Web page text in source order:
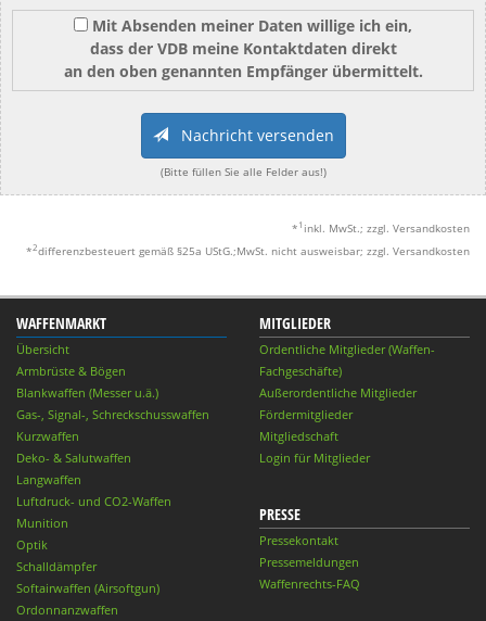
Mit Absenden meiner Daten willige ich ein,
dass der VDB meine Kontaktdaten direkt
an den oben genannten Empfänger übermittelt.
Nachricht versenden
(Bitte füllen Sie alle Felder aus!)
* 1 inkl. MwSt.; zzgl. Versandkosten
*2differenzbesteuert gemäß §25a UStG.;MwSt. nicht ausweisbar; zzgl. Versandkosten
WAFFENMARKT
Übersicht
Armbrüste & Bögen
Blankwaffen (Messer u.ä.)
Gas-, Signal-, Schreckschusswaffen
Kurzwaffen
Deko- & Salutwaffen
Langwaffen
Luftdruck- und CO2-Waffen
Munition
Optik
Schalldämpfer
Softairwaffen (Airsoftgun)
Ordonnanzwaffen
MITGLIEDER
Ordentliche Mitglieder (Waffen-
Fachgeschäfte)
Außerordentliche Mitglieder
Fördermitglieder
Mitgliedschaft
Login für Mitglieder
PRESSE
Pressekontakt
Pressemeldungen
Waffenrechts-FAQ